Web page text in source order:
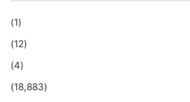
(1)
(12)
(4)
(18,883)